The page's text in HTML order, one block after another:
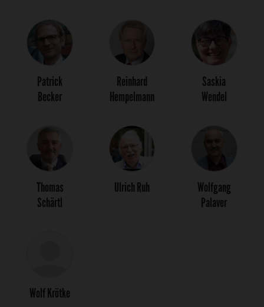
Patrick
Becker
Reinhard
Hempelmann
Saskia
Wendel
Thomas
Schärtl
Ulrich Ruh
Wolfgang
Palaver
Wolf Krötke